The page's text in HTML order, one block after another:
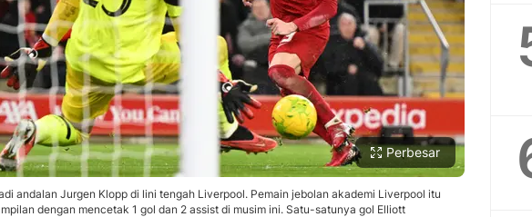
Perbesar
andalan Jurgen Klopp di lini tengah Liverpool. Pemain jebolan akademi Liverpool itu
dengan mencetak 1 gol dan 2 assist di musim ini. Satu-satunya gol Elliott